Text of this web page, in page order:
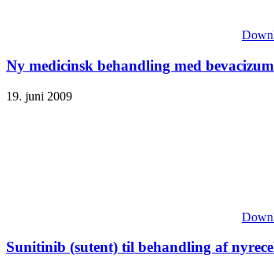
Ny medicinsk behandling med
19. juni 2009
Sunitinib (sutent) til behandling af